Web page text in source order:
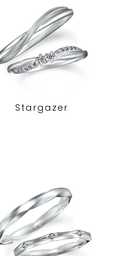
Stargazer